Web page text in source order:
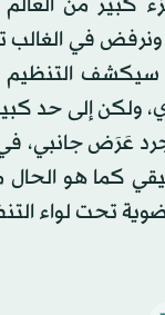
في الغالب
سيكشف التنظيم
ولكن إلى حد
عَرَض جانبي،
كما هو الحال
تحت لواء